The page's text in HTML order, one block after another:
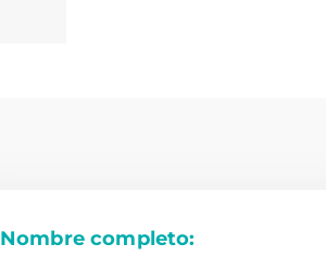
Nombre completo: